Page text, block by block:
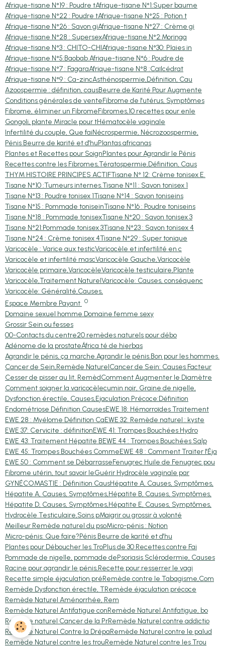
Afrique-tisane N°19 : Poudre tAfrique-tisane N°1:Super baume
Afrique-tisane N°22 : Poudre tAfrique-tisane N°25 : Potion t
Afrique-tisane N°26 : Savon giAfrique-tisane N°27 : Crème gi
Afrique-tisane N°28 : SupersexAfrique-tisane N°2:Moringa
Afrique-tisane N°3 : CHITO-CHIAfrique-tisane N°30: Plaies in
Afrique-tisane N°5:Baobab.Afrique-tisane N°6 : Poudre de
Afrique-tisane N°7 : FagaraAfrique-tisane N°8 :Caïlcédrat
Afrique-tisane N°9 : Ca-zincAsthénospermie,Définition, Cau
Azoospermie : définition, causBeurre de Karité Pour Augmente
Conditions générales de venteFibrome de l'utérus, Symptômes
Fibrome, éliminer un FibromeFibromes,10 recettes pour enle
Gongoli, plante Miracle pour tHématocèle vaginale
Infertilité du couple, Que faiNécrospermie, Nécrozoospermie,
Pénis Beurre de karité et d'huPlantas africanas
Plantes et Recettes pour SoignPlantes pour Agrandir le Pénis
Recettes contre les Fibromes,Tératospermie,Définition, Caus
THYM HISTOIRE PRINCIPES ACTIFTisane N° 12: Crème tonisex E.
Tisane N°10 :Tumeurs internes.Tisane N°11 : Savon tonisex 1
Tisane N°13 : Poudre tonisex 1Tisane N°14 : Savon toniseins
Tisane N°15 : Pommade toniseinTisane N°16 : Poudre toniseins
Tisane N°18 : Pommade tonisexTisane N°20 : Savon tonisex 3
Tisane N°21:Pommade tonisex 3Tisane N°23 : Savon tonisex 4
Tisane N°24 : Crème tonisex 4Tisane N°29 : Super tonique
Varicocèle : Varice aux testicVaricocèle et infertilité en c
Varicocèle et infertilité mascVaricocèle Gauche,Varicocèle
Varicocèle primaire,VaricocèleVaricocèle testiculaire,Plante
Varicocèle,Traitement NaturelVaricocèle: Causes, conséquenc
Varicocèle: Généralité,Causes,
Espace Membre Payant 0
Domaine sexuel homme.Domaine femme sexy
Grossir Sein ou fesses
00-Contacts du centre20 remèdes naturels pour débo
Adénome de la prostateÁfrica té de hierbas
Agrandir le pénis, ça marche.Agrandir le pénis.Bon pour les hommes.
Cancer de Sein,Remède NaturelCancer de Sein: Causes Facteur
Cesser de pisser au lit, RemèdComment Augmenter le Diamètre
Comment soigner la varicocèlecumin noir, Graine de nigelle,
Dysfonction érectile, Causes,Ejaculation Précoce:Définition
Endométriose Définition CausesEWE 18: Hémorroïdes Traitement
EWE 28 : Myélome Définition CaEWE 32: Remède naturel : kyste
EWE 37: Cervicite : définitionEWE 41: Trompes Bouchées Hydro
EWE 43: Traitement Hépatite BEWE 44 : Trompes Bouchées Salp
EWE 45: Trompes Bouchées CommeEWE 48 : Comment Traiter l'Éja
EWE 50 : Comment se DébarrasseFenugrec Huile de Fenugrec pou
Fibrome utérin, tout savoir leGuérir Hydrocèle vaginale par
GYNÉCOMASTIE : Définition CausHépatite A, Causes, Symptômes,
Hépatite A, Causes, Symptômes,Hépatite B, Causes, Symptômes,
Hépatite D, Causes, Symptômes,Hépatite E, Causes, Symptômes,
Hydrocèle Testiculaire,Soins pMaigrir ou grossir à volonté
Meilleur Remède naturel du psoMicro-pénis : Notion
Micro-pénis: Que faire?Pénis Beurre de karité et d'hu
Plantes pour Déboucher les TroPlus de 30 Recettes contre Fai
Pommade de nigelle, pommade dePsoriasis Sclérodermie, Causes
Racine pour agrandir le pénis,Recette pour resserrer le vagi
Recette simple éjaculation préRemède contre le Tabagisme,Com
Remède Dysfonction érectile, TRemède éjaculation précoce
Remède Naturel Aménorrhée, Rem
Remède Naturel Antifatigue conRemède Naturel Antifatigue, bo
Remède naturel Cancer de la PrRemède Naturel contre addictio
Remède Naturel Contre la DrépaRemède Naturel contre le palud
Remède Naturel contre les trouRemède Naturel contre les Trou